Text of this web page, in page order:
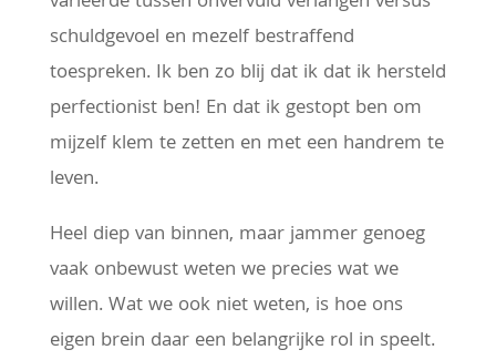
schuldgevoel en mezelf bestraffend
toespreken. Ik ben zo blij dat ik dat ik hersteld
perfectionist ben! En dat ik gestopt ben om
mijzelf klem te zetten en met een handrem te
leven.
Heel diep van binnen, maar jammer genoeg
vaak onbewust weten we precies wat we
willen. Wat we ook niet weten, is hoe ons
eigen brein daar een belangrijke rol in speelt.